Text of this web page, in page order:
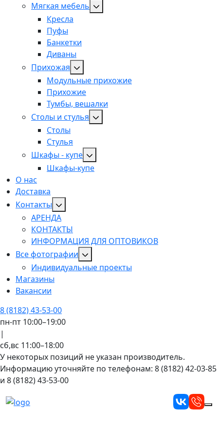
Мягкая мебель
Кресла
Пуфы
Банкетки
Диваны
Прихожая
Модульные прихожие
Прихожие
Тумбы, вешалки
Столы и стулья
Столы
Стулья
Шкафы - купе
Шкафы-купе
О нас
Доставка
Контакты
АРЕНДА
КОНТАКТЫ
ИНФОРМАЦИЯ ДЛЯ ОПТОВИКОВ
Все фотографии
Индивидуальные проекты
Магазины
Вакансии
8 (8182) 43-53-00
пн-пт 10:00–19:00
|
сб,вс 11:00–18:00
У некоторых позиций не указан производитель.
Информацию уточняйте по телефонам: 8 (8182) 42-03-85
и 8 (8182) 43-53-00